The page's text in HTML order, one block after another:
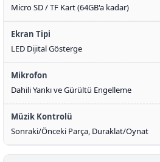
Micro SD / TF Kart (64GB'a kadar)
Ekran Tipi
LED Dijital Gösterge
Mikrofon
Dahili Yankı ve Gürültü Engelleme
Müzik Kontrolü
Sonraki/Önceki Parça, Duraklat/Oynat